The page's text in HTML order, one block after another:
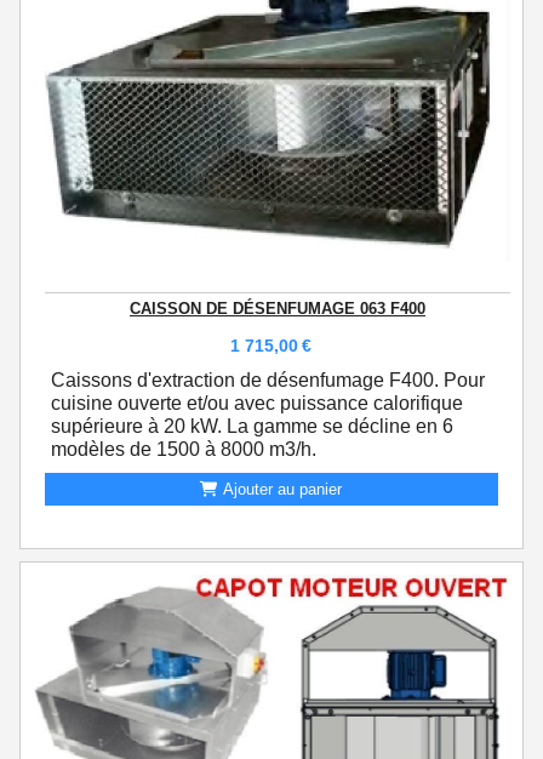
CAISSON DE DÉSENFUMAGE 063 F400
1 715,00€
Caissons d'extraction de désenfumage F400. Pour
cuisine ouverte et/ou avec puissance calorifique
supérieure à 20 kW. La gamme se décline en 6
modèles de 1500 à 8000 m3/h.
Ajouter au panier